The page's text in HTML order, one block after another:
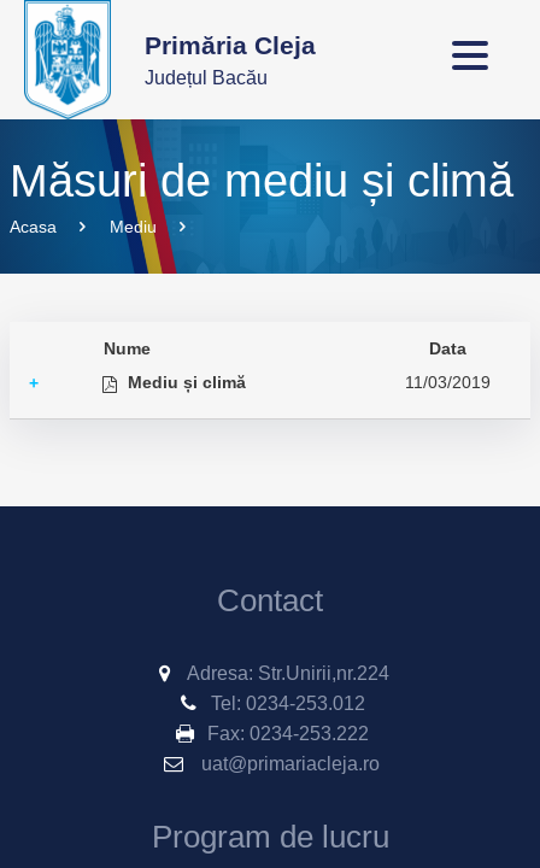
Primăria Cleja
Județul Bacău
Măsuri de mediu și climă
Acasa Mediu
Nume
Data
+
Mediu și climă 11/03/2019
Contact
Adresa: Str.Unirii,nr.224
Tel: 0234-253.012
Fax: 0234-253.222
uat@primariacleja.ro
Program de lucru